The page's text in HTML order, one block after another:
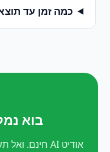
כמה זמן עד
בוא
אודיט AI חינם. ואל תשכח —